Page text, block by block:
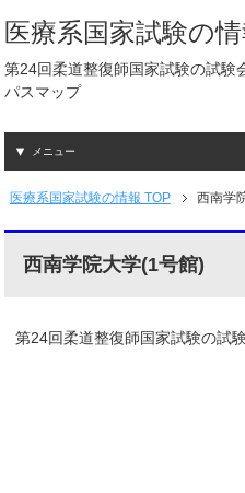
医療系国家試験の情
第24回柔道整復師国家試験の試
パスマップ
メニュー
医療系国家試験の情報 TOP 西南学
西南学院大学(1号館)
第24回柔道整復師国家試験の試